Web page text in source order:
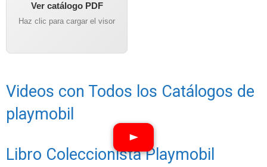
Ver catálogo PDF
Haz clic para cargar el visor
Videos con Todos los Catálogos de
playmobil
Libro Coleccionista Playmobil